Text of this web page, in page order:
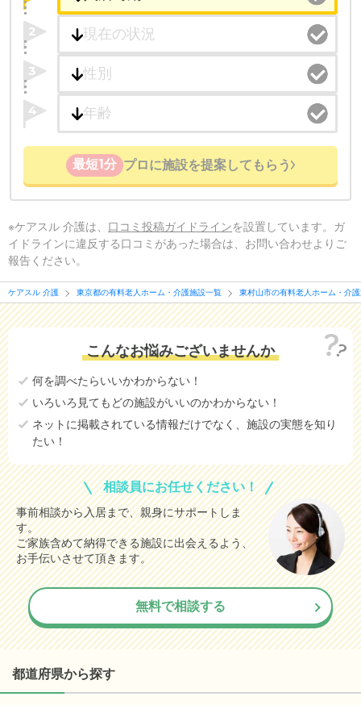
2
3
4
最短1分 プロに施設を提案してもらう
※ケアスル 介護は、 口コミ投稿ガイドラインを設置しています。ガ
イドラインに違反する口コミがあった場合は、お問い合わせよりご
報告ください。
ケアスル 介護 東京都の有料老人ホーム・介護施設一覧 東村山市の有料老人ホーム・介
こんなお悩みございませんか
何を調べたらいいかわからない！
いろいろ見てもどの施設がいいのかわからない！
ネットに掲載されている情報だけでなく、施設の実態を知り
たい！
相談員にお任せください！
事前相談から入居まで、親身にサポートしま
す。
ご家族含めて納得できる施設に出会えるよう、
お手伝いさせて頂きます。
無料で相談する
都道府県から探す